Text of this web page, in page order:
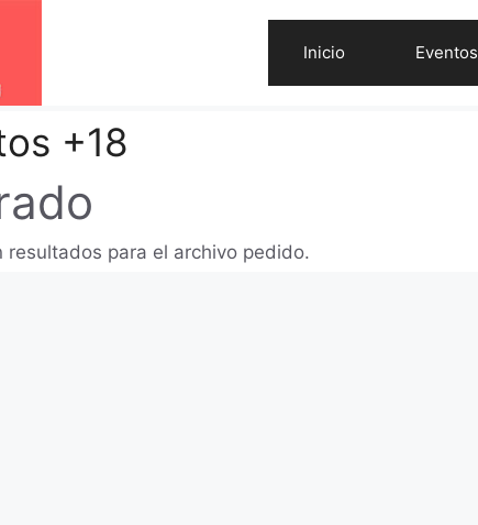
Inicio Eventos
+18
resultados para el archivo pedido.